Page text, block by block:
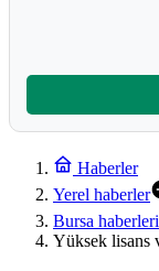
Haberler
Yerel haberler
Bursa haberleri
Yüksek lisans